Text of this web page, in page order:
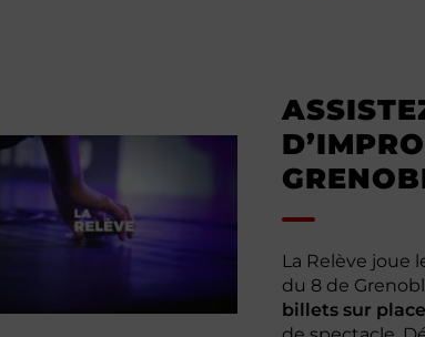
La Relève joue
du 8 de
billets sur